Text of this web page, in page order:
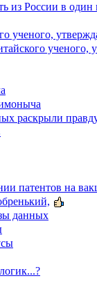
из России в один
ученого,
ученого,
раскрыли
патентов на
данных